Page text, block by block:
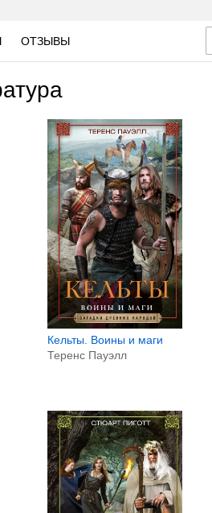
ОТЗЫВЫ
Кельты. Воины и маги
Теренс Пауэлл